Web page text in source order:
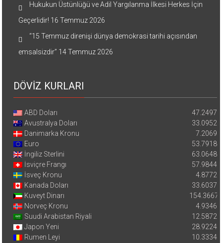
Hukukun Üstünlüğü ve Adil Yargılanma İlkesi Herkes İçin
Geçerlidir! 16 Temmuz 2026
“15 Temmuz direnişi dünya demokrasi tarihi açısından
emsalsizdir” 14 Temmuz 2026
DÖVİZ KURLARI
ABD Doları
47.2497
Avustralya Doları
33.0952
Danimarka Kronu
7.2069
Euro
53.7918
İngiliz Sterlini
63.0648
İsviçre Frangı
57.9844
İsveç Kronu
4.8772
Kanada Doları
33.6037
Kuveyt Dinarı
154.3667
Norveç Kronu
4.9346
Suudi Arabistan Riyali
12.5872
Japon Yeni
28.9224
Rumen Leyi
10.3334